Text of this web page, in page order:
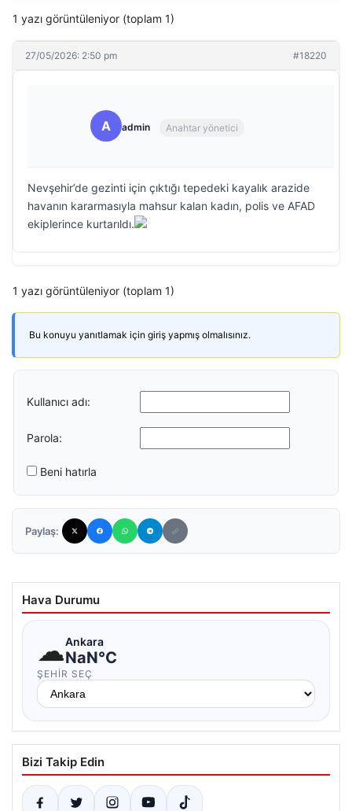
1 yazı görüntüleniyor (toplam 1)
27/05/2026: 2:50 pm #18220
A admin Anahtar yönetici
Nevşehir’de gezinti için çıktığı tepedeki kayalık arazide
havanın kararmasıyla mahsur kalan kadın, polis ve AFAD
ekiplerince kurtarıldı.
1 yazı görüntüleniyor (toplam 1)
Bu konuyu yanıtlamak için giriş yapmış olmalısınız.
Kullanıcı adı:
Parola:
Beni hatırla
Paylaş:
Hava Durumu
☁Ankara
NaN°C
ŞEHIR SEÇ
Bizi Takip Edin